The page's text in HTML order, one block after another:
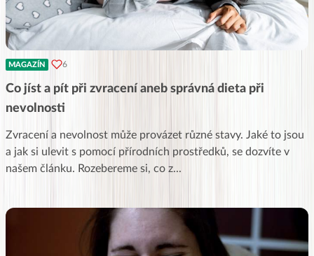
MAGAZÍN 6
Co jíst a pít při zvracení aneb správná dieta při
nevolnosti
Zvracení a nevolnost může provázet různé stavy. Jaké to jsou
a jak si ulevit s pomocí přírodních prostředků, se dozvíte v
našem článku. Rozebereme si, co z...